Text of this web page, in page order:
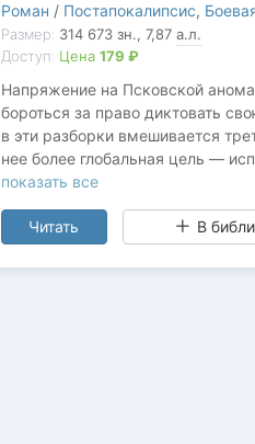
Роман / Постапокалипсис,
Размер: 314 673 зн., 7,87 а.л.
Доступ: Цена 179 ₽
Напряжение на Псковской
бороться за право диктовать
в эти разборки вмешивается
нее более глобальная цель —
глобальной трансформации.
Все это в третьей части книги.
Первая часть цикла:https://
Вторая часть цикла:https://
показать все
Читать В